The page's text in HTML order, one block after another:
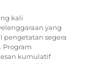
kali
yang
segera
Program
kumulatif